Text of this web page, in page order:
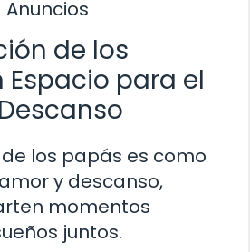
Anuncios
de los
Espacio para el
los papás es como
y descanso,
momentos
juntos.